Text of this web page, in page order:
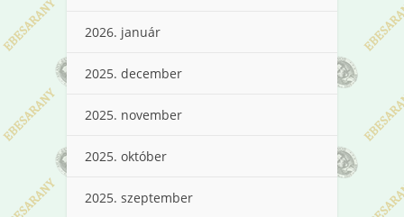
2026. január
2025. december
2025. november
2025. október
2025. szeptember